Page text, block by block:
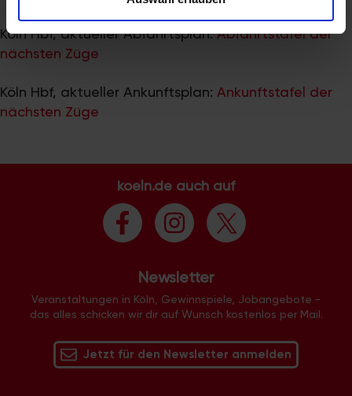
analysieren. Außerdem geben wir Informationen zu Ihrer
Verwendung unserer Website an unsere Partner für
soziale Medien, Werbung und Analysen weiter. Unsere
weiteren Daten zusammen, die Sie ihnen bereitgestellt
haben oder die sie im Rahmen Ihrer Nutzung der Dienste
Köln Hbf, aktueller Abfahrtsplan:Abfahrtstafel der
nächsten Züge
Köln Hbf, aktueller Ankunftsplan: Ankunftstafel der
nächsten Züge
koeln.de auch auf
Newsletter
Veranstaltungen in Köln, Gewinnspiele, Jobangebote -
das alles schicken wir dir auf Wunsch kostenlos per Mail.
Jetzt für den Newsletter anmelden